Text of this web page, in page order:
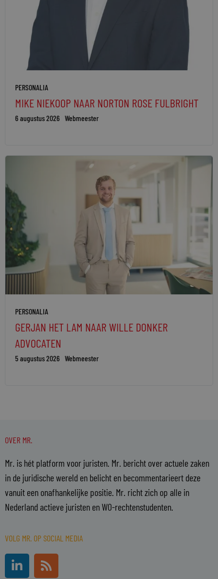
PERSONALIA
MIKE NIEKOOP NAAR NORTON ROSE FULBRIGHT
6 augustus 2026 Webmeester
PERSONALIA
GERJAN HET LAM NAAR WILLE DONKER
ADVOCATEN
5 augustus 2026 Webmeester
OVER MR.
Mr. is hét platform voor juristen. Mr. bericht over actuele zaken
in de juridische wereld en belicht en becommentarieert deze
vanuit een onafhankelijke positie. Mr. richt zich op alle in
Nederland actieve juristen en WO-rechtenstudenten.
VOLG MR. OP SOCIAL MEDIA
L
i
R
s